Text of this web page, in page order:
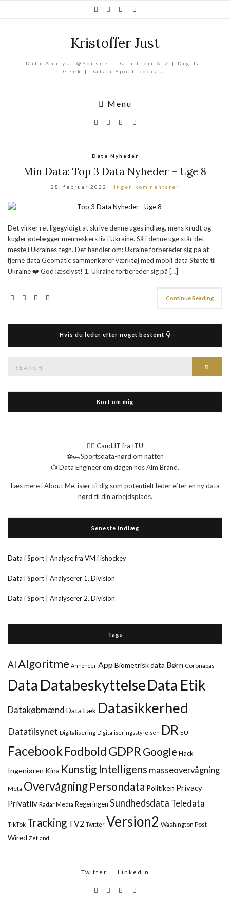
Kristoffer Just
Data Analyst @Yousee | Data from A-Z | Digital
Geek | Data i Sport podcast
Menu
Data Nyheder
Min Data: Top 3 Data Nyheder – Uge 8
28. februar 2022 Ingen kommentarer
Det virker ret ligegyldigt at skrive denne uges indlæg, mens krudt og
kugler ødelægger menneskers liv i Ukraine. Så i denne uge står det
meste i Ukraines tegn. Det handler om: Ukraine forbereder sig på at
fjerne data Geomatic sammenkører værktøj med mobil data Støtte til
Ukraine ❤️ God læselyst! 1. Ukraine forbereder sig på […]
Continue Reading
Hvis du leder efter noget bestemt 👇
Kort om mig
👉🏻 Cand.IT fra ITU
⚽🏎️Sportsdata-nørd om natten
📺 Data Engineer om dagen hos Alm Brand.
Læs mere i About Me, især til dig som potentielt leder efter en ny data
nørd til din arbejdsplads.
Seneste indlæg
Data i Sport | Analyse fra VM i ishockey
Data i Sport | Analyserer 1. Division
Data i Sport | Analyserer 2. Division
Tags
AIAlgoritme Annoncer App Biometrisk data Børn Coronapas
Data DatabeskyttelseData Etik
Datakøbmænd Data Læk Datasikkerhed
Datatilsynet Digitalisering Digitaliseringsstyrelsen DR EU
FacebookFodboldGDPR Google Hack
Ingeniøren Kina Kunstig Intelligens masseovervågning
Meta Overvågning Persondata Politiken Privacy
Privatliv Radar Media Regeringen Sundhedsdata Teledata
TikTok Tracking TV2 Twitter Version2 Washington Post
Wired Zetland
Twitter LinkedIn